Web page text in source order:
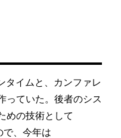
タイムと、カンファレ
っていた。後者のシス
めの技術として
で、今年は